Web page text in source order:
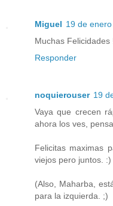
Miguel 19 de
Muchas Felicidades
Responder
noquierouser 19
Vaya que crecen
ahora los ves,
Felicitas maximas
viejos pero juntos. :)
(Also, Maharba,
para la izquierda. ;)